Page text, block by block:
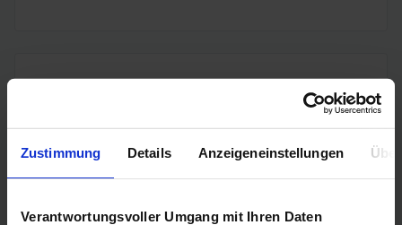
Zustimmung Details Anzeigeneinstellungen
Verantwortungsvoller Umgang mit Ihren Daten
Intel
1700